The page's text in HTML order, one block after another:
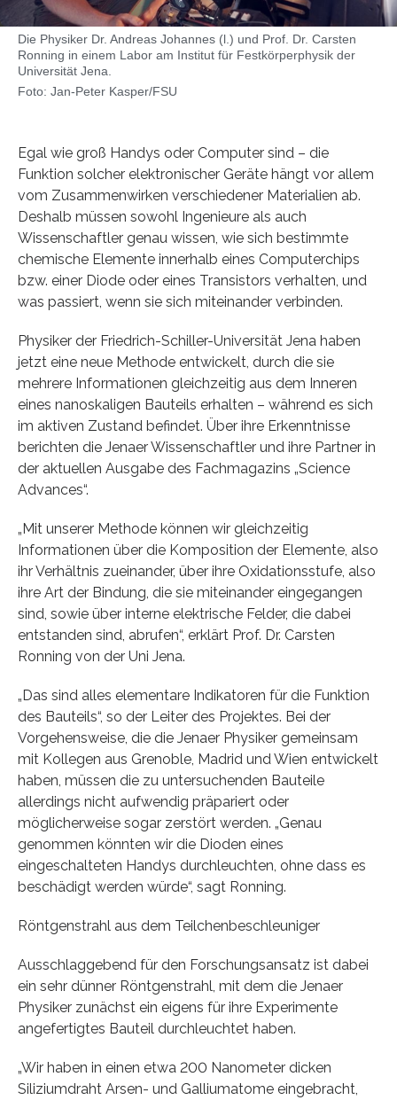
Die Physiker Dr. Andreas Johannes (l.) und Prof. Dr. Carsten
Ronning in einem Labor am Institut für Festkörperphysik der
Universität Jena.
Foto: Jan-Peter Kasper/FSU
Egal wie groß Handys oder Computer sind – die
Funktion solcher elektronischer Geräte hängt vor allem
vom Zusammenwirken verschiedener Materialien ab.
Deshalb müssen sowohl Ingenieure als auch
Wissenschaftler genau wissen, wie sich bestimmte
chemische Elemente innerhalb eines Computerchips
bzw. einer Diode oder eines Transistors verhalten, und
was passiert, wenn sie sich miteinander verbinden.
Physiker der Friedrich-Schiller-Universität Jena haben
jetzt eine neue Methode entwickelt, durch die sie
mehrere Informationen gleichzeitig aus dem Inneren
eines nanoskaligen Bauteils erhalten – während es sich
im aktiven Zustand befindet. Über ihre Erkenntnisse
berichten die Jenaer Wissenschaftler und ihre Partner in
der aktuellen Ausgabe des Fachmagazins „Science
Advances“.
„Mit unserer Methode können wir gleichzeitig
Informationen über die Komposition der Elemente, also
ihr Verhältnis zueinander, über ihre Oxidationsstufe, also
ihre Art der Bindung, die sie miteinander eingegangen
sind, sowie über interne elektrische Felder, die dabei
entstanden sind, abrufen“, erklärt Prof. Dr. Carsten
Ronning von der Uni Jena.
„Das sind alles elementare Indikatoren für die Funktion
des Bauteils“, so der Leiter des Projektes. Bei der
Vorgehensweise, die die Jenaer Physiker gemeinsam
mit Kollegen aus Grenoble, Madrid und Wien entwickelt
haben, müssen die zu untersuchenden Bauteile
allerdings nicht aufwendig präpariert oder
möglicherweise sogar zerstört werden. „Genau
genommen könnten wir die Dioden eines
eingeschalteten Handys durchleuchten, ohne dass es
beschädigt werden würde“, sagt Ronning.
Röntgenstrahl aus dem Teilchenbeschleuniger
Ausschlaggebend für den Forschungsansatz ist dabei
ein sehr dünner Röntgenstrahl, mit dem die Jenaer
Physiker zunächst ein eigens für ihre Experimente
angefertigtes Bauteil durchleuchtet haben.
„Wir haben in einen etwa 200 Nanometer dicken
Siliziumdraht Arsen- und Galliumatome eingebracht,